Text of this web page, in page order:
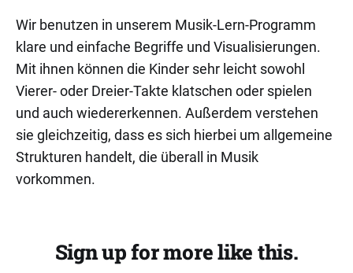
Wir benutzen in unserem Musik-Lern-Programm
klare und einfache Begriffe und Visualisierungen.
Mit ihnen können die Kinder sehr leicht sowohl
Vierer- oder Dreier-Takte klatschen oder spielen
und auch wiedererkennen. Außerdem verstehen
sie gleichzeitig, dass es sich hierbei um allgemeine
Strukturen handelt, die überall in Musik
vorkommen.
Sign up for more like this.